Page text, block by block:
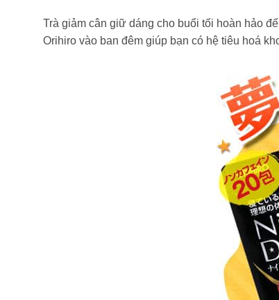
Trà giảm cân giữ dáng cho buổi tối hoàn hảo
Orihiro vào ban đêm giúp bạn có hệ tiêu hoá